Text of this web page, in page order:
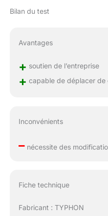
Bilan du test
Avantages
+ soutien de l’entreprise
+ capable de déplacer de
Inconvénients
–nécessite des
Fiche technique
Fabricant : TYPHON